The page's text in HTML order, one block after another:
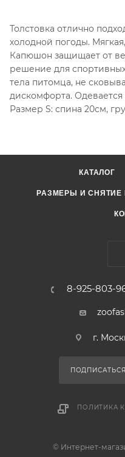
Толстовка отлично
холодной погоды.
Капюшон защищает от
решение для
тела питомца, не
дискомфорта. Одевается
Размер S: спина 20см,
КАТАЛОГ
РАЗМЕРЫ И СНЯТИЕ
8-925-803-
г.
ПОЛИТИКА
© Интернет-